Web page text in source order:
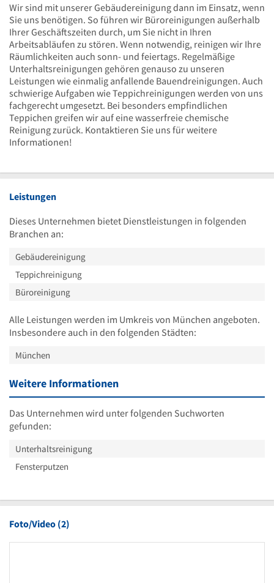
Wir sind mit unserer Gebäudereinigung dann im Einsatz, wenn
Sie uns benötigen. So führen wir Büroreinigungen außerhalb
Ihrer Geschäftszeiten durch, um Sie nicht in Ihren
Arbeitsabläufen zu stören. Wenn notwendig, reinigen wir Ihre
Räumlichkeiten auch sonn- und feiertags. Regelmäßige
Unterhaltsreinigungen gehören genauso zu unseren
Leistungen wie einmalig anfallende Bauendreinigungen. Auch
schwierige Aufgaben wie Teppichreinigungen werden von uns
fachgerecht umgesetzt. Bei besonders empfindlichen
Teppichen greifen wir auf eine wasserfreie chemische
Reinigung zurück. Kontaktieren Sie uns für weitere
Informationen!
Leistungen
Dieses Unternehmen bietet Dienstleistungen in folgenden
Branchen an:
Gebäudereinigung
Teppichreinigung
Büroreinigung
Alle Leistungen werden im Umkreis von München angeboten.
Insbesondere auch in den folgenden Städten:
München
Weitere Informationen
Das Unternehmen wird unter folgenden Suchworten
gefunden:
Unterhaltsreinigung
Fensterputzen
Foto/Video (2)